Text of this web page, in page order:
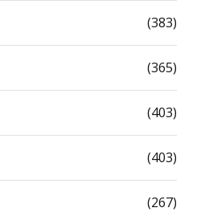
(383)
(365)
(403)
(403)
(267)